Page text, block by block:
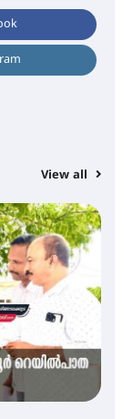
View all
ഉണർന്നു
സമിതി
–
അലർട്ട്
– തൃശൂർ